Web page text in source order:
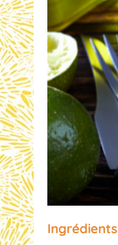
Ingrédients